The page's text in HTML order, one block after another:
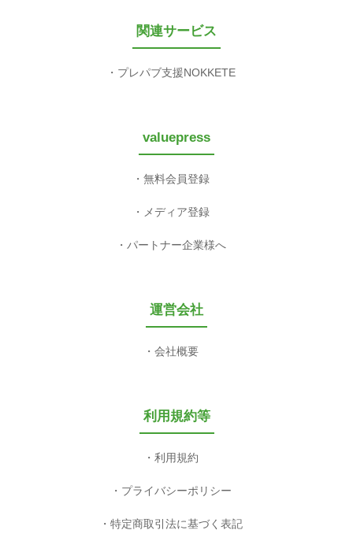
関連サービス
プレパブ支援NOKKETE
valuepress
無料会員登録
メディア登録
パートナー企業様へ
運営会社
会社概要
利用規約等
利用規約
プライバシーポリシー
特定商取引法に基づく表記